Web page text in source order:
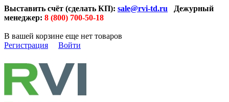
Выставить счёт (сделать КП): sale@rvi-td.ru
Дежурный
менеджер: 8 (800) 700-50-18
В вашей корзине еще нет товаров
Регистрация
Войти